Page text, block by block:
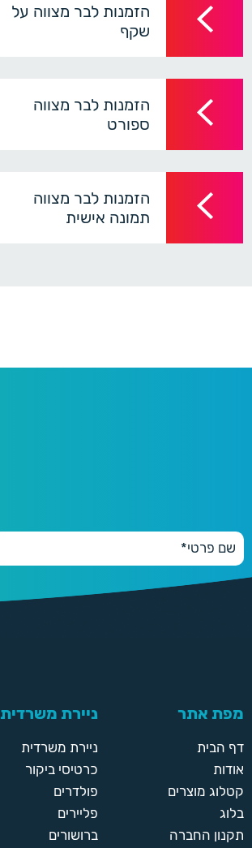
הזמנות לבר מצווה על
שקף
הזמנות לבר מצווה
ספורט
הזמנות לבר מצווה
תמונה אישית
מפת אתר
דף הבית
אודות
קטלוג מוצרים
בלוג
תקנון החברה
ניירת משרדית
ניירת משרדית
כרטיסי ביקור
פולדרים
פליירים
ברושורים